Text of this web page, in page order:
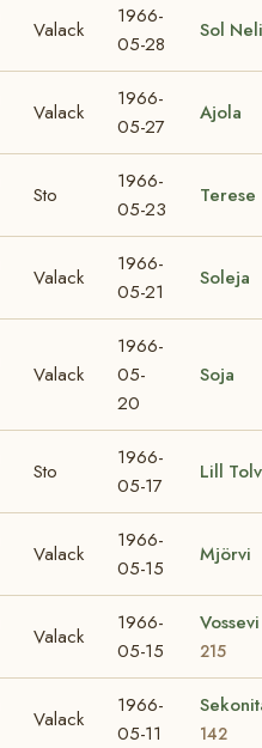
Valack
1966-
05-28
Sol Neli
Valack
1966-
05-27
Ajola
Sto
1966-
05-23
Terese
Valack
1966-
05-21
Soleja
Valack
1966-
05-
20
Soja
Sto
1966-
05-17
Lill
Valack
1966-
05-15
Mjörvi
Valack
1966-
05-15
215
Valack
1966-
05-11
142